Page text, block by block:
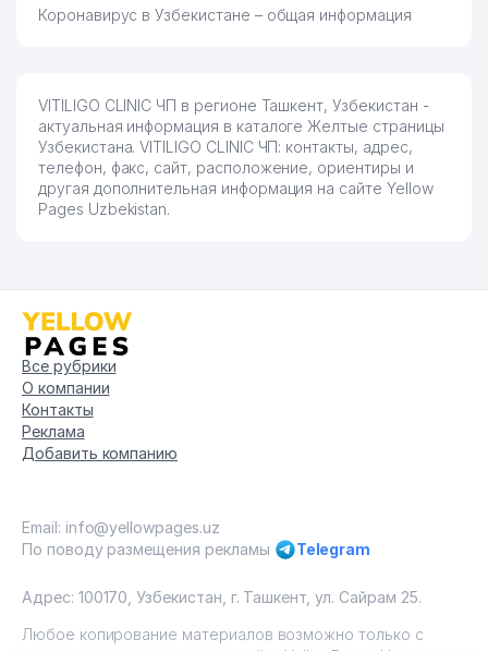
Коронавирус в Узбекистане – общая информация
VITILIGO CLINIC ЧП в регионе Ташкент, Узбекистан -
актуальная информация в каталоге Желтые страницы
Узбекистана. VITILIGO CLINIC ЧП: контакты, адрес,
телефон, факс, сайт, расположение, ориентиры и
другая дополнительная информация на сайте Yellow
Pages Uzbekistan.
Все рубрики
О компании
Контакты
Реклама
Добавить компанию
Email: info@yellowpages.uz
По поводу размещения рекламы
Telegram
Адрес: 100170, Узбекистан, г. Ташкент, ул. Сайрам 25.
Любое копирование материалов возможно только с